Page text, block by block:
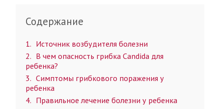
Содержание
1
Источник возбудителя болезни
2
В чем опасность грибка Candida для
ребенка?
3
Симптомы грибкового поражения у
ребенка
4
Правильное лечение болезни у ребенка